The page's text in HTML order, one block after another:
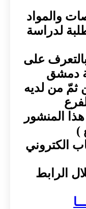
والمواد
لدراسة
على
دمشق
ثمّ من لديه
المنشور
)
الكتروني
الرابط